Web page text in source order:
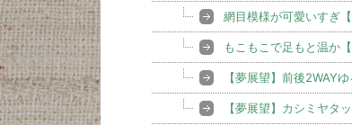
網目模様が可愛いすぎ
もこもこで足もと温か
【夢展望】前後2WAY
【夢展望】カシミヤタ